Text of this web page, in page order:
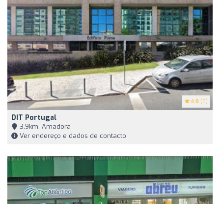
4.8 (6)
DIT Portugal
3,9km, Amadora
Ver endereço e dados de contacto